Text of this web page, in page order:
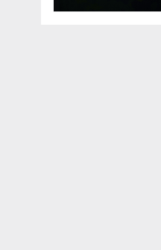
candiles de hierro